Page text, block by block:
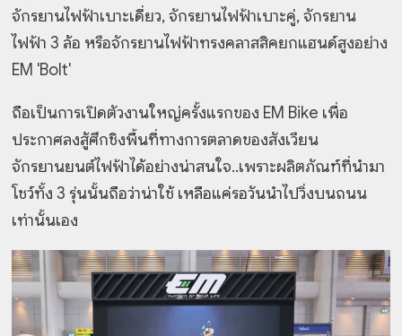
จักรยานไฟฟ้าเบาะเดี่ยว, จักรยานไฟฟ้าเบาะคู่, จักรยาน
ไฟฟ้า 3 ล้อ หรือจักรยานไฟฟ้าทรงคลาสสิคยกแฮนด์สูงอย่าง
EM 'Bolt'
ถือเป็นการเปิดตัวงานใหญ่ครั้งแรกของ EM Bike เพื่อ
ประกาศลงสู้ศึกชิงพื้นที่ทางการตลาดของสังเวียน
จักรยานยนต์ไฟฟ้าได้อย่างน่าสนใจ..เพราะผลิตภัณฑ์ที่นำมา
โชว์ทั้ง 3 รุ่นนั้นถือว่าน่าใช้ เหลือแค่รอวันนำไปวิ่งบนถนน
เท่านั้นเอง